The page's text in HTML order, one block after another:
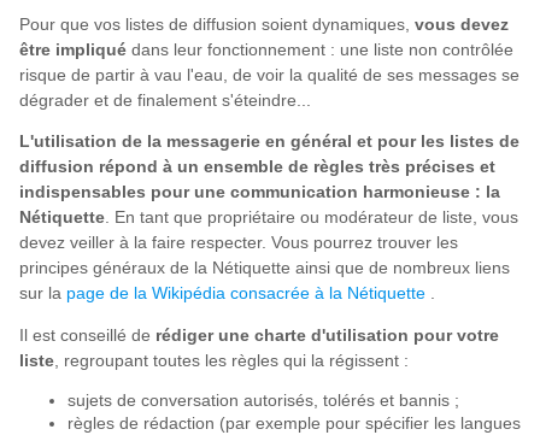
Pour que vos listes de diffusion soient dynamiques, vous devez
être impliqué dans leur fonctionnement : une liste non contrôlée
risque de partir à vau l'eau, de voir la qualité de ses messages se
dégrader et de finalement s'éteindre...
L'utilisation de la messagerie en général et pour les listes de
diffusion répond à un ensemble de règles très précises et
indispensables pour une communication harmonieuse : la
Nétiquette. En tant que propriétaire ou modérateur de liste, vous
devez veiller à la faire respecter. Vous pourrez trouver les
principes généraux de la Nétiquette ainsi que de nombreux liens
sur la page de la Wikipédia consacrée à la Nétiquette .
Il est conseillé de rédiger une charte d'utilisation pour votre
liste , regroupant toutes les règles qui la régissent :
sujets de conversation autorisés, tolérés et bannis ;
règles de rédaction (par exemple pour spécifier les langues